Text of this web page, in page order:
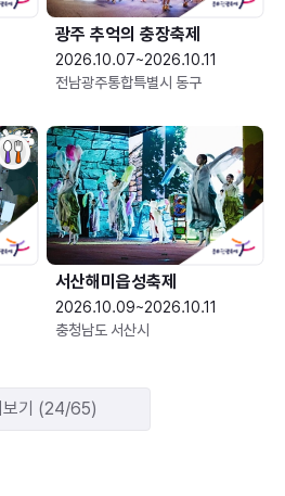
광주 추억의 충장축제
2026.10.07~2026.10.11
전남광주통합특별시 동구
서산해미읍성축제
2026.10.09~2026.10.11
충청남도 서산시
보기 (24/65)